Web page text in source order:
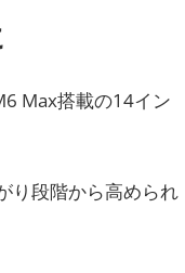
Max搭載の14イン
り段階から高められ